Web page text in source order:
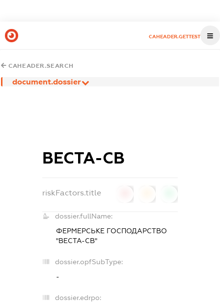
CAHEADER.GETTEST
CAHEADER.SEARCH
document.dossier
ВЕСТА-СВ
riskFactors.title
dossier.fullName:
ФЕРМЕРСЬКЕ ГОСПОДАРСТВО
"ВЕСТА-СВ"
dossier.opfSubType:
-
dossier.edrpo: